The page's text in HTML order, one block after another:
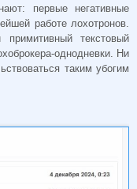
первые негативные
работе лохотронов.
текстовый
однодневки. Ни
таким убогим